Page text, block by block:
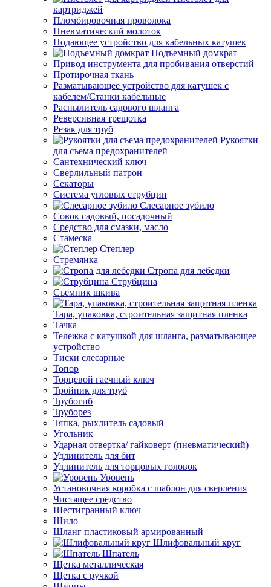
картриджей
Пломбировочная проволока
Пневматический молоток
Подающее устройство для кабельных катушек
Подъемный домкрат
Привод инструмента для пробивания отверстий
Протирочная ткань
Разматывающее устройство для катушек с
кабелем/Станки кабельные
Распылитель садового шланга
Реверсивная трещотка
Резак для труб
Рукоятки
для съема предохранителей
Сантехнический ключ
Сверлильный патрон
Секаторы
Система угловых струбцин
Слесарное зубило
Совок садовый, посадочный
Средство для смазки, масло
Стамеска
Степлер
Стремянка
Стропа для лебедки
Струбцина
Съемник шкива
Тара, упаковка, строительная защитная пленка
Тачка
Тележка с катушкой для шланга, разматывающее
устройство
Тиски слесарные
Топор
Торцевой гаечный ключ
Тройник для труб
Трубогиб
Труборез
Тяпка, рыхлитель садовый
Угольник
Ударная отвертка/ гайковерт (пневматический)
Удлинитель для бит
Удлинитель для торцовых головок
Уровень
Установочная коробка с шаблон для сверления
Чистящее средство
Шестигранный ключ
Шило
Шланг пластиковый армированный
Шлифовальный круг
Шпатель
Щетка металлическая
Щетка с ручкой